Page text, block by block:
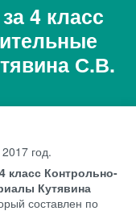
4 класс
С.В.
2017 год.
класс Контрольно-
Кутявина
составлен по